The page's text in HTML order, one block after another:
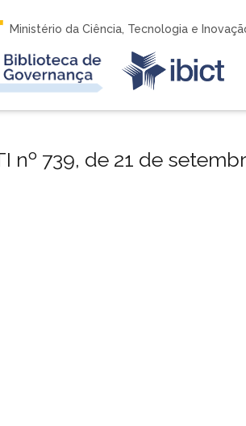
Ministério da Ciência, Tecnologia e
nº 739, de 21 de